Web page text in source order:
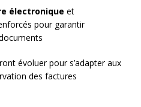
électronique et
pour garantir
évoluer pour s’adapter aux
des factures